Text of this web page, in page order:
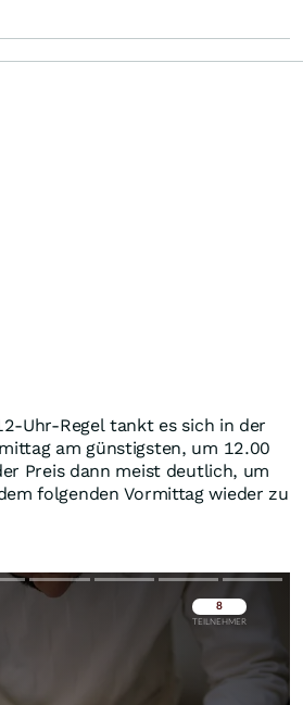
Uhr-Regel tankt es sich in der
am günstigsten, um 12.00
Preis dann meist deutlich, um
folgenden Vormittag wieder zu